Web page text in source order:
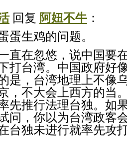
回复 阿妞不牛 ：
蛋生鸡的问题。
直在忽悠，说中国要
打台湾。中国政府好
是，台湾地理上不像
，不大会上西方的当
先推行法理台独。如
问，你以为台湾政客
台独未进行就率先攻